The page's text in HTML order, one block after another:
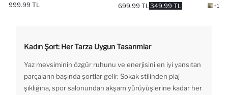
999.99 TL 349.99 TL
699.99 TL +1
Kadın Şort: Her Tarza Uygun Tasarımlar
Yaz mevsiminin özgür ruhunu ve enerjisini en iyi yansıtan
parçaların başında şortlar gelir. Sokak stilinden plaj
şıklığına, spor salonundan akşam yürüyüşlerine kadar her